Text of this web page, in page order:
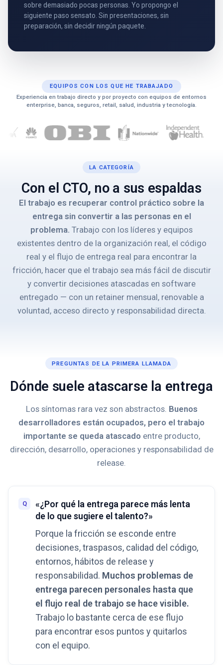
sobre demasiado pocas personas. Yo propongo el
siguiente paso sensato. Sin presentaciones, sin
preparación, sin decidir ningún paquete.
EQUIPOS CON LOS QUE HE TRABAJADO
Experiencia en trabajo directo y por proyecto con equipos de entornos
enterprise, banca, seguros, retail, salud, industria y tecnología.
LA CATEGORÍA
Con el CTO, no a sus espaldas
El trabajo es recuperar control práctico sobre la
entrega sin convertir a las personas en el
problema. Trabajo con los líderes y equipos
existentes dentro de la organización real, el código
real y el flujo de entrega real para encontrar la
fricción, hacer que el trabajo sea más fácil de discutir
y convertir decisiones atascadas en software
entregado — con un retainer mensual, renovable a
voluntad, acceso directo y responsabilidad directa.
PREGUNTAS DE LA PRIMERA LLAMADA
Dónde suele atascarse la entrega
Los síntomas rara vez son abstractos. Buenos
desarrolladores están ocupados, pero el trabajo
importante se queda atascado entre producto,
dirección, desarrollo, operaciones y responsabilidad de
release.
«¿Por qué la entrega parece más lenta
de lo que sugiere el talento?»
Porque la fricción se esconde entre
decisiones, traspasos, calidad del código,
entornos, hábitos de release y
responsabilidad. Muchos problemas de
entrega parecen personales hasta que
el flujo real de trabajo se hace visible.
Trabajo lo bastante cerca de ese flujo
para encontrar esos puntos y quitarlos
con el equipo.